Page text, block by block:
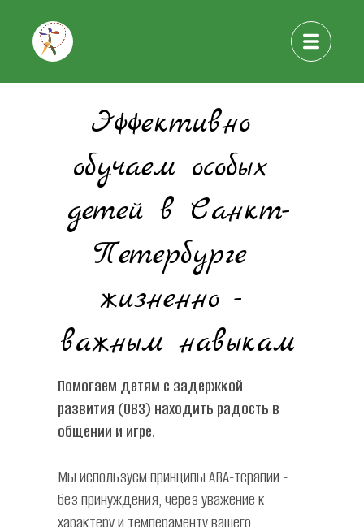
Эффективно
обучаем особых
детей в Санкт-
Петербурге
жизненно -
важным навыкам
Помогаем детям с задержкой
развития (ОВЗ) находить радость в
общении и игре.
Мы используем принципы АВА-терапии -
без принуждения, через уважение к
характеру и темпераменту вашего